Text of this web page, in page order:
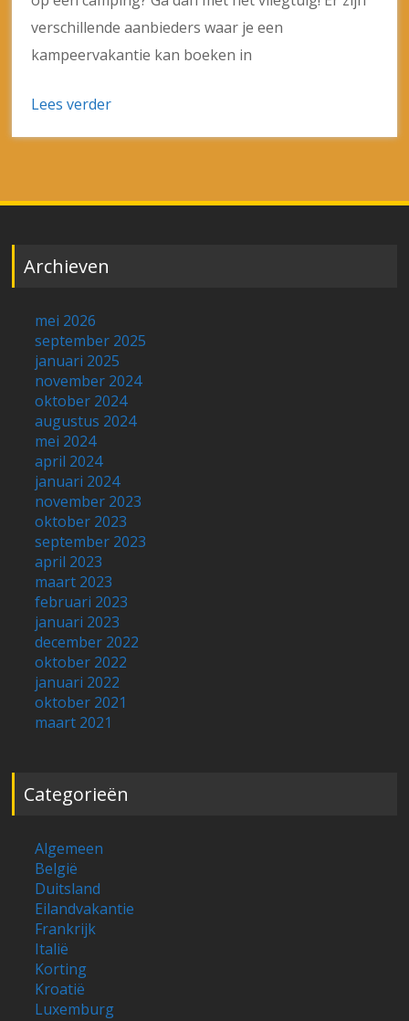
verschillende aanbieders waar je een
kampeervakantie kan boeken in
Lees verder
Archieven
mei 2026
september 2025
januari 2025
november 2024
oktober 2024
augustus 2024
mei 2024
april 2024
januari 2024
november 2023
oktober 2023
september 2023
april 2023
maart 2023
februari 2023
januari 2023
december 2022
oktober 2022
januari 2022
oktober 2021
maart 2021
Categorieën
Algemeen
België
Duitsland
Eilandvakantie
Frankrijk
Italië
Korting
Kroatië
Luxemburg